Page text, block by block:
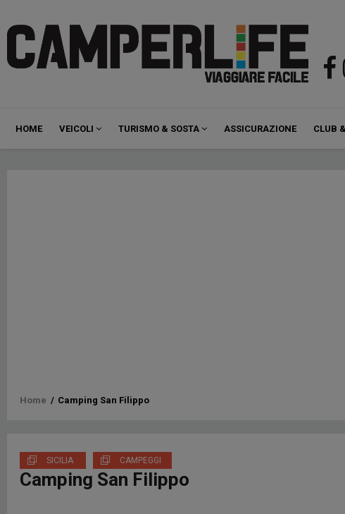
Navigazione
principale
HOME VEICOLI TURISMO & SOSTA ASSICURAZIONE CLUB
Briciole
pane
Home / Camping San Filippo
SICILIA CAMPEGGI
Camping San Filippo